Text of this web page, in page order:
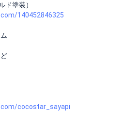
塗装）
140452846325
cocostar_sayapi